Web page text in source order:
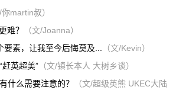
/你martin叔）
难？ （文/Joanna）
素，让我至今后悔莫及... （文/Kevin）
英超美” （文/镇长本人 大树乡谈）
什么需要注意的？
（文/超级英熊 UKEC大陆